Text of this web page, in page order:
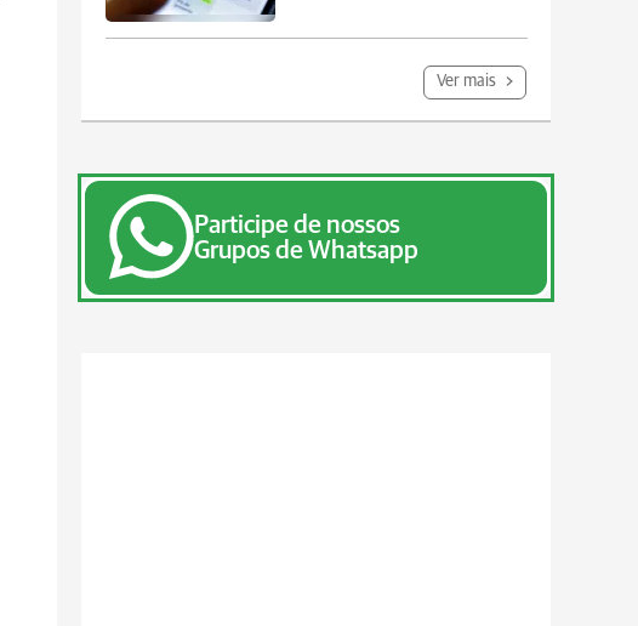
Ver mais
Participe de nossos
Grupos de Whatsapp